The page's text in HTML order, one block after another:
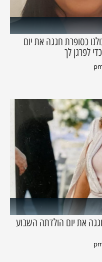
כסופרת חגגה את יום
לפרגן לך
את יום הולדתה השבוע